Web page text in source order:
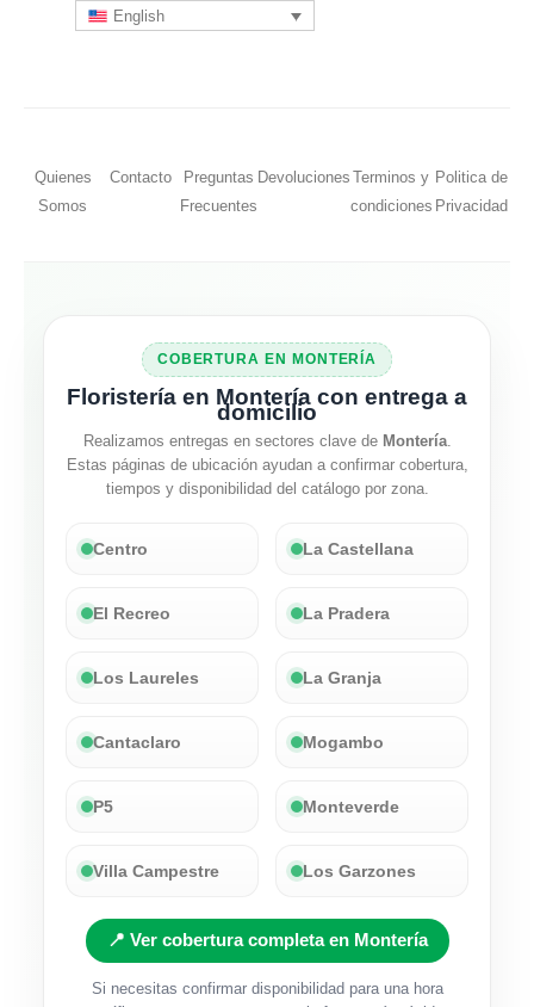
English
Quienes
Somos
Contacto
Preguntas
Frecuentes
Devoluciones Terminos y
condiciones
Politica de
Privacidad
COBERTURA EN MONTERÍA
Floristería en Montería con entrega a
domicilio
Realizamos entregas en sectores clave de Montería.
Estas páginas de ubicación ayudan a confirmar cobertura,
tiempos y disponibilidad del catálogo por zona.
Centro La Castellana
El Recreo La Pradera
Los Laureles La Granja
Cantaclaro Mogambo
P5 Monteverde
Villa Campestre Los Garzones
📍 Ver cobertura completa en Montería
Si necesitas confirmar disponibilidad para una hora